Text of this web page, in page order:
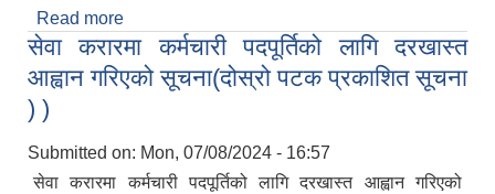
Read more
सेवा करारमा कर्मचारी पदपूर्तिको लागि दरखास्त
आह्वान गरिएको सूचना(दोस्रो पटक प्रकाशित सूचना
) )
Submitted on: Mon, 07/08/2024 - 16:57
सेवा करारमा कर्मचारी पदपूर्तिको लागि दरखास्त आह्वान गरिएको